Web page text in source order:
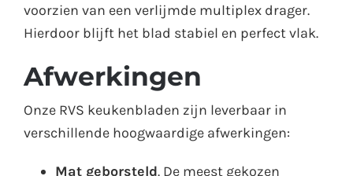
voorzien van een verlijmde multiplex drager.
Hierdoor blijft het blad stabiel en perfect vlak.
Afwerkingen
Onze RVS keukenbladen zijn leverbaar in
verschillende hoogwaardige afwerkingen:
Mat geborsteld. De meest gekozen